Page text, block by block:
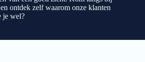
ontdek zelf waarom onze klanten
je wel?